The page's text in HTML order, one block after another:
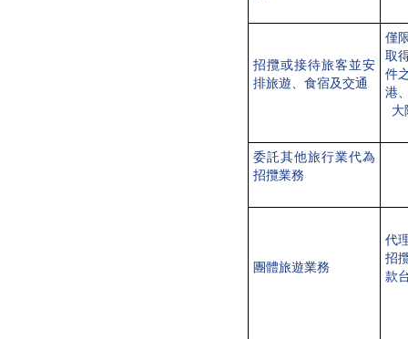
招攬或接待旅客並安
排旅遊、食宿及交通
僅
取
件
港
大
委託其他旅行業代為
招攬業務
團體旅遊業務
代
招
款